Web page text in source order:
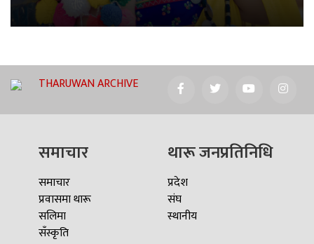
THARUWAN ARCHIVE
समाचार
समाचार
प्रवासमा थारू
सलिमा
सँस्कृति
थारू जनप्रतिनिधि
प्रदेश
संघ
स्थानीय